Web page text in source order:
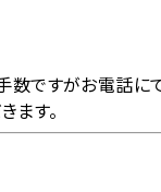
数ですがお電話に
ます。